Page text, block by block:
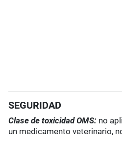
SEGURIDAD
Clase de toxicidad OMS: no
un medicamento veterinario,